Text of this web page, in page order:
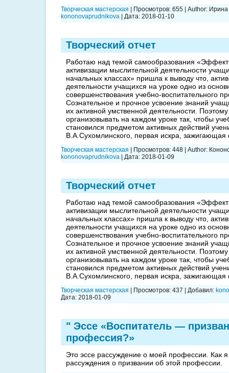
Творческая мастерская Просмотров: 655 Author:
kononovaprudnikova
Дата: 2018-01-10
Творческий отчет
Работаю над темой самообразования
активизации мыслительной деятельности
начальных классах» пришла к выводу что,
деятельности учащихся на уроке одно из
совершенствования учебно-воспитательного
Сознательное и прочное усвоение знаний
их активной умственной деятельности.
организовывать на каждом уроке так, чтобы
становился предметом активных действий
В.А.Сухомлинского, первая искра, зажигающая
Творческая мастерская Просмотров: 448 Author:
kononovaprudnikova
Дата: 2018-01-09
Творческий отчет
Работаю над темой самообразования
активизации мыслительной деятельности
начальных классах» пришла к выводу что,
деятельности учащихся на уроке одно из
совершенствования учебно-воспитательного
Сознательное и прочное усвоение знаний
их активной умственной деятельности.
организовывать на каждом уроке так, чтобы
становился предметом активных действий
В.А.Сухомлинского, первая искра, зажигающая
Творческая мастерская Просмотров: 437 Добавил:
Дата: 2018-01-09
" Эссе «Воспитатель —
профессия?»
Это эссе рассуждение о моей профессии. Как
рассуждения о призвании об этой профессии.